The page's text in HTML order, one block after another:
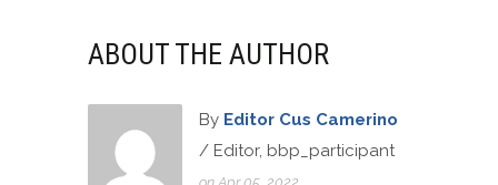
ABOUT THE AUTHOR
By Editor Cus Camerino
/ Editor, bbp_participant